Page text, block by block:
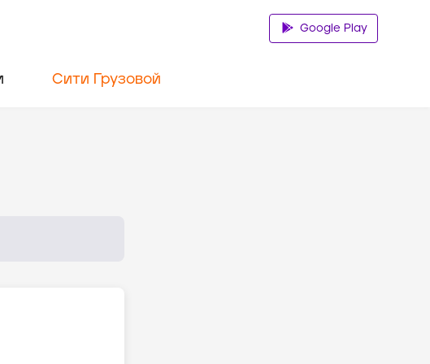
Google Play
Сити Грузовой